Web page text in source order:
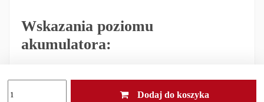
Dodaj do koszyka
Wskazania poziomu
akumulatora:
4 niebieskie diody: 100-80%,
3 niebieskie diody: 80-60%,